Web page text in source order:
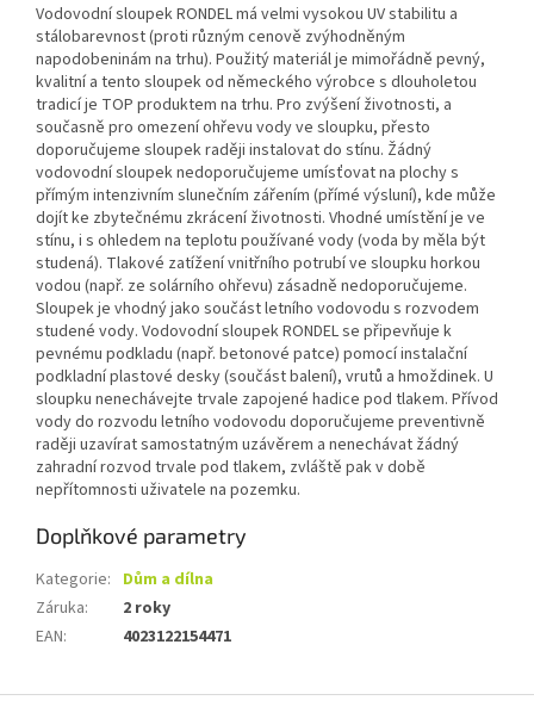
Vodovodní sloupek RONDEL má velmi vysokou UV stabilitu a
stálobarevnost (proti různým cenově zvýhodněným
napodobeninám na trhu). Použitý materiál je mimořádně pevný,
kvalitní a tento sloupek od německého výrobce s dlouholetou
tradicí je TOP produktem na trhu. Pro zvýšení životnosti, a
současně pro omezení ohřevu vody ve sloupku, přesto
doporučujeme sloupek raději instalovat do stínu. Žádný
vodovodní sloupek nedoporučujeme umísťovat na plochy s
přímým intenzivním slunečním zářením (přímé výsluní), kde může
dojít ke zbytečnému zkrácení životnosti. Vhodné umístění je ve
stínu, i s ohledem na teplotu používané vody (voda by měla být
studená). Tlakové zatížení vnitřního potrubí ve sloupku horkou
vodou (např. ze solárního ohřevu) zásadně nedoporučujeme.
Sloupek je vhodný jako součást letního vodovodu s rozvodem
studené vody. Vodovodní sloupek RONDEL se připevňuje k
pevnému podkladu (např. betonové patce) pomocí instalační
podkladní plastové desky (součást balení), vrutů a hmoždinek. U
sloupku nenechávejte trvale zapojené hadice pod tlakem. Přívod
vody do rozvodu letního vodovodu doporučujeme preventivně
raději uzavírat samostatným uzávěrem a nenechávat žádný
zahradní rozvod trvale pod tlakem, zvláště pak v době
nepřítomnosti uživatele na pozemku.
Doplňkové parametry
Kategorie: Dům a dílna
Záruka:
2 roky
EAN: 4023122154471